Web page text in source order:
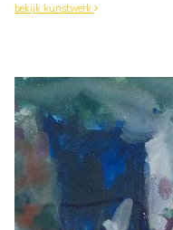
bekijk kunstwerk